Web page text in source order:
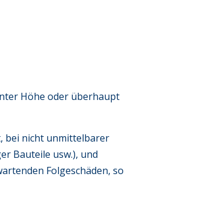
Höhe oder überhaupt
bei nicht unmittelbarer
Bauteile usw.), und
Folgeschäden, so